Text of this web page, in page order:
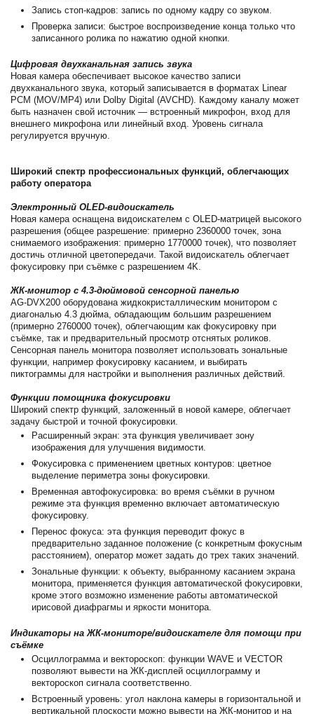
Запись стоп-кадров: запись по одному кадру со звуком.
Проверка записи: быстрое воспроизведение конца только что
записанного ролика по нажатию одной кнопки.
Цифровая двухканальная запись звука
Новая камера обеспечивает высокое качество записи
двухканального звука, который записывается в форматах Linear
PCM (MOV/MP4) или Dolby Digital (AVCHD). Каждому каналу может
быть назначен свой источник — встроенный микрофон, вход для
внешнего микрофона или линейный вход. Уровень сигнала
регулируется вручную.
Широкий спектр профессиональных функций, облегчающих
работу оператора
Электронный OLED-видоискатель
Новая камера оснащена видоискателем с OLED-матрицей высокого
разрешения (общее разрешение: примерно 2360000 точек, зона
снимаемого изображения: примерно 1770000 точек), что позволяет
достичь отличной цветопередачи. Такой видоискатель облегчает
фокусировку при съёмке с разрешением 4K.
ЖК-монитор с 4.3-дюймовой сенсорной панелью
AG-DVX200 оборудована жидкокристаллическим монитором с
диагональю 4.3 дюйма, обладающим большим разрешением
(примерно 2760000 точек), облегчающим как фокусировку при
съёмке, так и предварительный просмотр отснятых роликов.
Сенсорная панель монитора позволяет использовать зональные
функции, например фокусировку касанием, и выбирать
пиктограммы для настройки и выполнения различных действий.
Функции помощника фокусировки
Широкий спектр функций, заложенный в новой камере, облегчает
задачу быстрой и точной фокусировки.
Расширенный экран: эта функция увеличивает зону
изображения для улучшения видимости.
Фокусировка с применением цветных контуров: цветное
выделение периметра зоны фокусировки.
Временная автофокусировка: во время съёмки в ручном
режиме эта функция временно включает автоматическую
фокусировку.
Перенос фокуса: эта функция переводит фокус в
предварительно заданное положение (с конкретным фокусным
расстоянием), оператор может задать до трех таких значений.
Зональные функции: к объекту, выбранному касанием экрана
монитора, применяется функция автоматической фокусировки,
кроме этого возможно изменение работы автоматической
ирисовой диафрагмы и яркости монитора.
Индикаторы на ЖК-мониторе/видоискателе для помощи при
съёмке
Осциллограмма и вектороскоп: функции WAVE и VECTOR
позволяют вывести на ЖК-дисплей осциллограмму и
вектороскоп сигнала соответственно.
Встроенный уровень: угол наклона камеры в горизонтальной и
вертикальной плоскости можно вывести на ЖК-монитор и на